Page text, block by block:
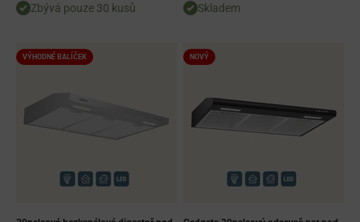
Zbývá pouze 30 kusů Skladem
VÝHODNÉ BALÍČEK NOVÝ